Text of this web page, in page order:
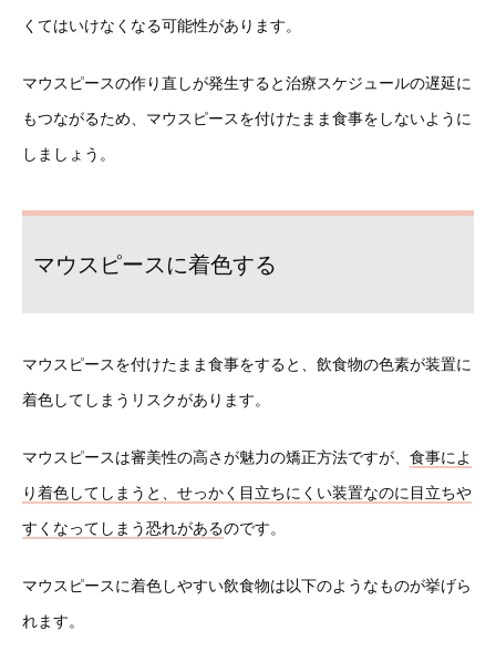
くてはいけなくなる可能性があります。
マウスピースの作り直しが発生すると治療スケジュールの遅延に
もつながるため、マウスピースを付けたまま食事をしないように
しましょう。
マウスピースに着色する
マウスピースを付けたまま食事をすると、飲食物の色素が装置に
着色してしまうリスクがあります。
マウスピースは審美性の高さが魅力の矯正方法ですが、 食事によ
り着色してしまうと、せっかく目立ちにくい装置なのに目立ちや
すくなってしまう恐れがあるのです。
マウスピースに着色しやすい飲食物は以下のようなものが挙げら
れます。